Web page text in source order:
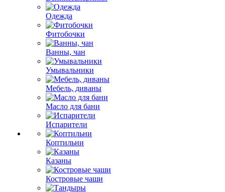
Одежда
Фитобочки
Ванны, чан
Умывальники
Мебель, диваны
Масло для бани
Испарители
Коптильни
Казаны
Костровые чаши